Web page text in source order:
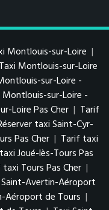
Montlouis-sur-Loire |
Taxi Montlouis-sur-Loire
sur-Loire -
sur-Loire -
Loire Pas Cher | Tarif
taxi Saint-Cyr-
Pas Cher | Tarif taxi
Joué-lès-Tours Pas
Tours Pas Cher |
Avertin-Aéroport
Aéroport de Tours |